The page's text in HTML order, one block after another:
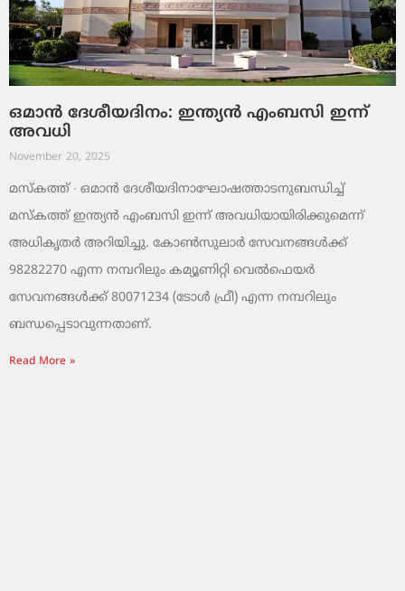
ഒമാൻ ദേശീയദിനം: ഇന്ത്യൻ എംബസി ഇന്ന്
അവധി
November 20, 2025
മസ്‌കത്ത് ∙ ഒമാൻ ദേശീയദിനാഘോഷത്താടനുബന്ധിച്ച്
മസ്‌കത്ത് ഇന്ത്യൻ എംബസി ഇന്ന് അവധിയായിരിക്കുമെന്ന്
അധികൃതർ അറിയിച്ചു. കോൺസുലാർ സേവനങ്ങൾക്ക്
98282270 എന്ന നമ്പറിലും കമ്യൂണിറ്റി വെൽഫെയർ
സേവനങ്ങൾക്ക് 80071234 (ടോൾ ഫ്രീ) എന്ന നമ്പറിലും
ബന്ധപ്പെടാവുന്നതാണ്.
Read More »